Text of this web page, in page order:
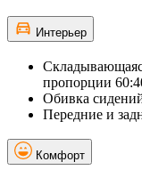
Интерьер
пропорции
Обивка
Передние и
Комфорт